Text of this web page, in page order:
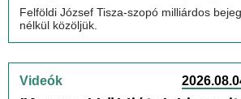
Felföldi József Tisza-szopó milliárdos
nélkül közöljük.
Videók